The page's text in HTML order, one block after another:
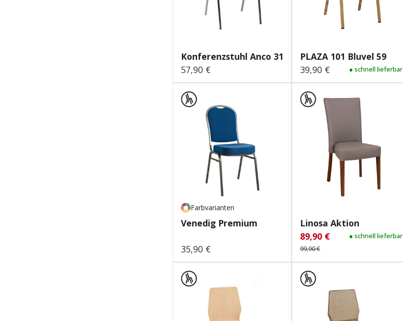
Konferenzstuhl Anco 312 Lar...
Regulärer Preis:
57,90 €
PLAZA 101 Bluvel 59
Regulärer Preis:
39,90 € ● schnell lieferbar
Farbvarianten
Venedig Premium
Regulärer Preis:
35,90 €
Linosa Aktion
Verkaufspreis:
89,90 €
Regulärer Preis:
99,90 €
● schnell lieferbar